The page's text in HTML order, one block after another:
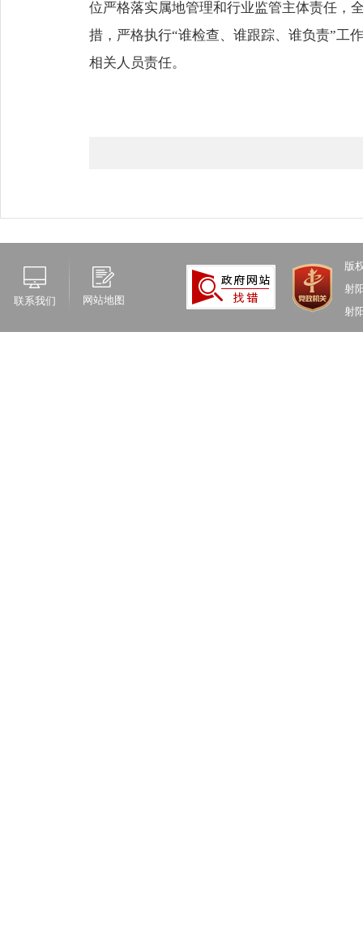
位严格落实属地管理和行业监管主体责任，
措，严格执行“谁检查、谁跟踪、谁负责”工
相关人员责任。
联系我们 网站地图
版
射
射